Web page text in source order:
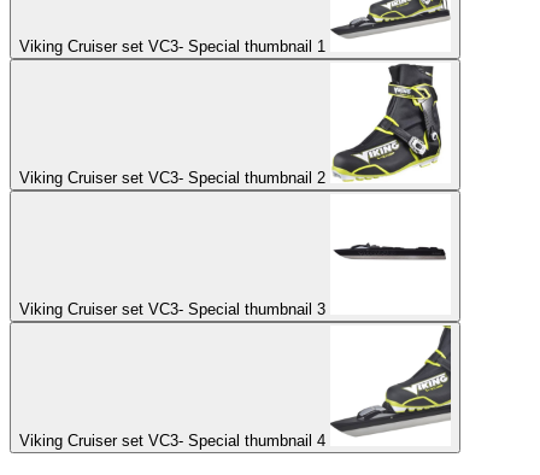
Viking Cruiser set VC3- Special thumbnail 1
Viking Cruiser set VC3- Special thumbnail 2
Viking Cruiser set VC3- Special thumbnail 3
Viking Cruiser set VC3- Special thumbnail 4